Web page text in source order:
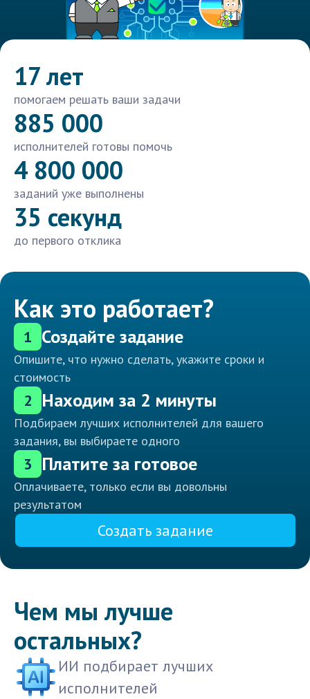
17 лет
помогаем решать ваши задачи
885 000
исполнителей готовы помочь
4 800 000
заданий уже выполнены
35 секунд
до первого отклика
Как это работает?
1 Создайте задание
Опишите, что нужно сделать, укажите сроки и
стоимость
2 Находим за 2 минуты
Подбираем лучших исполнителей для вашего
задания, вы выбираете одного
3 Платите за готовое
Оплачиваете, только если вы довольны
результатом
Создать задание
Чем мы лучше
остальных?
ИИ подбирает лучших
исполнителей